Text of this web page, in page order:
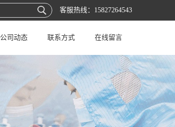
客服热线： 15827264543
公司动态 联系方式 在线留言